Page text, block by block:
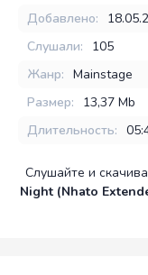
Добавлено:
Слушали:
105
Жанр: Mainstage
Размер:
13,37 Mb
Длительность:
Слушайте и
Night (Nhato